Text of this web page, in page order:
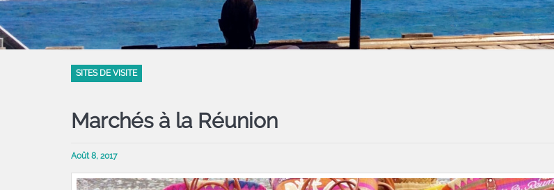
SITES DE VISITE
Marchés à la Réunion
Août 8, 2017